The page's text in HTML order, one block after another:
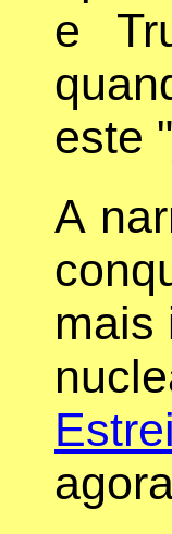
e
este
A
mais